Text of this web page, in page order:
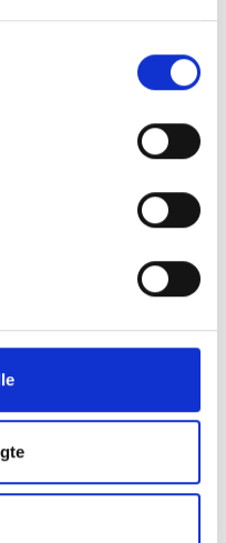
påtager vi os
der måtte træffes på
forudgående